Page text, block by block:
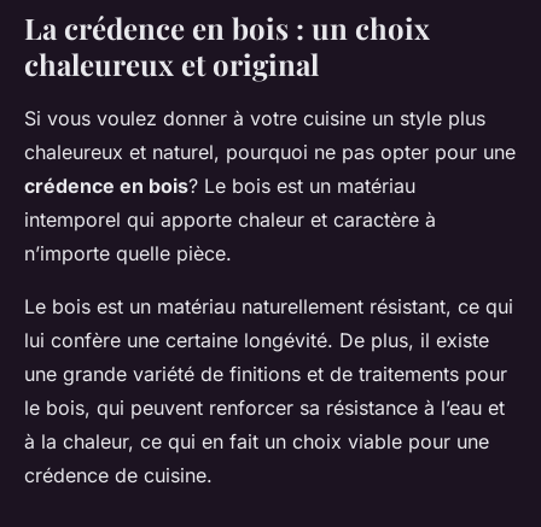
La crédence en bois : un choix
chaleureux et original
Si vous voulez donner à votre cuisine un style plus
chaleureux et naturel, pourquoi ne pas opter pour une
crédence en bois? Le bois est un matériau
intemporel qui apporte chaleur et caractère à
n’importe quelle pièce.
Le bois est un matériau naturellement résistant, ce qui
lui confère une certaine longévité. De plus, il existe
une grande variété de finitions et de traitements pour
le bois, qui peuvent renforcer sa résistance à l’eau et
à la chaleur, ce qui en fait un choix viable pour une
crédence de cuisine.